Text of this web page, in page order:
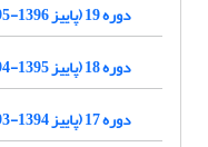
دوره 19 (پاییز 1396-1395)
دوره 18 (پاییز 1395-1394)
دوره 17 (پاییز 1394-1393)